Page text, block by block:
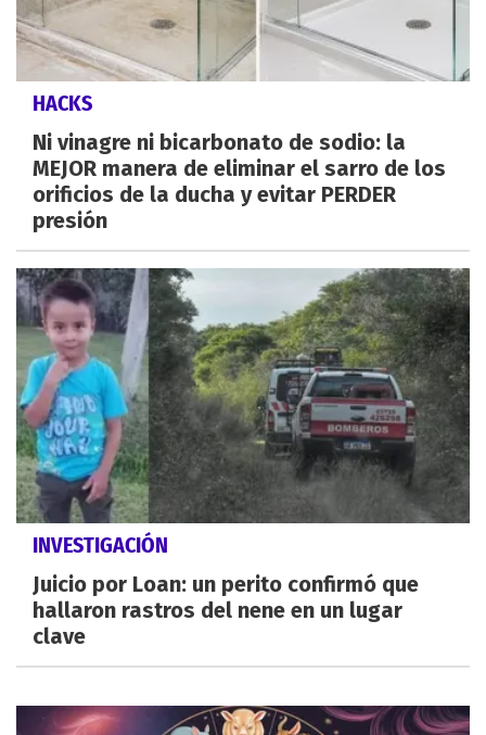
HACKS
Ni vinagre ni bicarbonato de sodio: la
MEJOR manera de eliminar el sarro de los
orificios de la ducha y evitar PERDER
presión
INVESTIGACIÓN
Juicio por Loan: un perito confirmó que
hallaron rastros del nene en un lugar
clave